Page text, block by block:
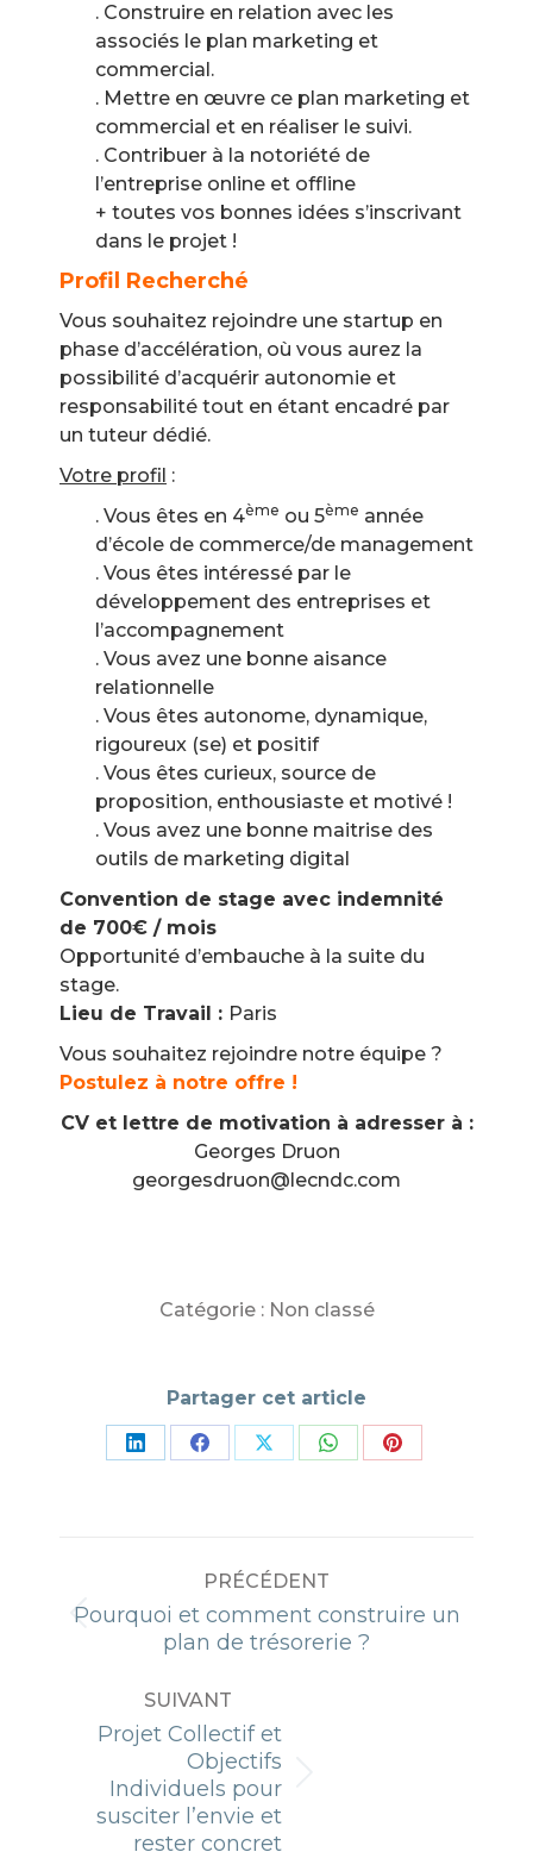
. Construire en relation avec les
associés le plan marketing et
commercial.
. Mettre en œuvre ce plan marketing et
commercial et en réaliser le suivi.
. Contribuer à la notoriété de
l’entreprise online et offline
+ toutes vos bonnes idées s’inscrivant
dans le projet !
Profil Recherché
Vous souhaitez rejoindre une startup en
phase d’accélération, où vous aurez la
possibilité d’acquérir autonomie et
responsabilité tout en étant encadré par
un tuteur dédié.
Votre profil :
. Vous êtes en 4ème ou 5ème année
d’école de commerce/de management
. Vous êtes intéressé par le
développement des entreprises et
l’accompagnement
. Vous avez une bonne aisance
relationnelle
. Vous êtes autonome, dynamique,
rigoureux (se) et positif
. Vous êtes curieux, source de
proposition, enthousiaste et motivé !
. Vous avez une bonne maitrise des
outils de marketing digital
Convention de stage avec indemnité
de 700€ / mois
Opportunité d’embauche à la suite du
stage.
Lieu de Travail : Paris
Vous souhaitez rejoindre notre équipe ?
Postulez à notre offre !
CV et lettre de motivation à adresser à :
Georges Druon
georgesdruon@lecndc.com
Catégorie : Non classé
Partager cet article
PartagerPartagerPartagerPartagerPartager
ARTICLE
PRÉCÉDENT
Article
précédent
Pourquoi et comment construire un
plan de trésorerie ?
SUIVANT
Article
suivant
:
Projet Collectif et
Objectifs
Individuels pour
susciter l’envie et
rester concret